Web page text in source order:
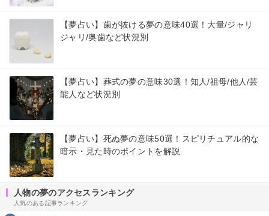
【夢占い】歯が抜ける夢の意味40選！大量/ジャリ
ジャリ/奥歯など状況別
【夢占い】葬式の夢の意味30選！知人/祖母/他人/芸
能人など状況別
【夢占い】死ぬ夢の意味50選！スピリチュアル的な
暗示・見た時のポイントを解説
人物の夢のアクセスランキング
人気のある記事ランキング